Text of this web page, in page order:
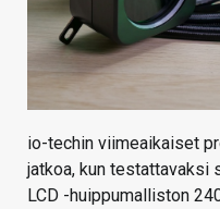
io-techin viimeaikaiset
jatkoa, kun testattavaksi
LCD -huippumalliston